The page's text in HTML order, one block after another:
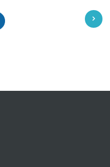
店家確認